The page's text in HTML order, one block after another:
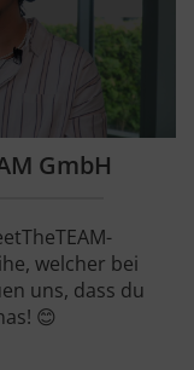
GmbH
welcher bei
uns, dass du
😊